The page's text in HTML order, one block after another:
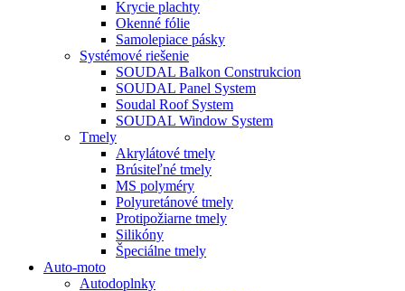
Krycie plachty
Okenné fólie
Samolepiace pásky
Systémové riešenie
SOUDAL Balkon Construkcion
SOUDAL Panel System
Soudal Roof System
SOUDAL Window System
Tmely
Akrylátové tmely
Brúsiteľné tmely
MS polyméry
Polyuretánové tmely
Protipožiarne tmely
Silikóny
Špeciálne tmely
Auto-moto
Autodoplnky